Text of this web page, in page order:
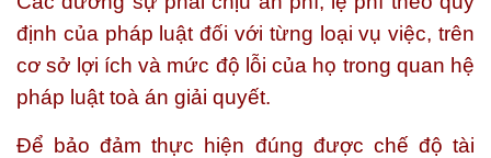
định của pháp luật đối với từng loại vụ việc, trên
cơ sở lợi ích và mức độ lỗi của họ trong quan hệ
pháp luật toà án giải quyết.
Để bảo đảm thực hiện đúng được chế độ tài